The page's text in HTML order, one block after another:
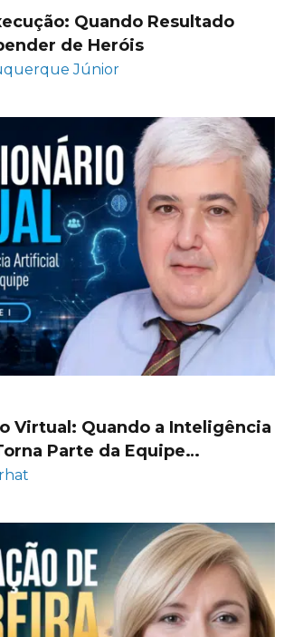
Quando Resultado
de Heróis
Júnior
Virtual: Quando a Inteligência
Parte da Equipe…